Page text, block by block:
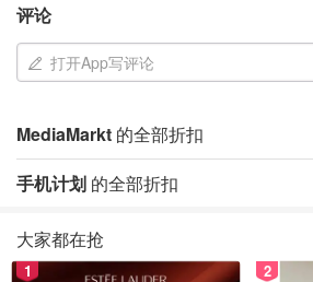
评论
打开App写评论
MediaMarkt 的全部折扣
手机计划 的全部折扣
大家都在抢
1 2